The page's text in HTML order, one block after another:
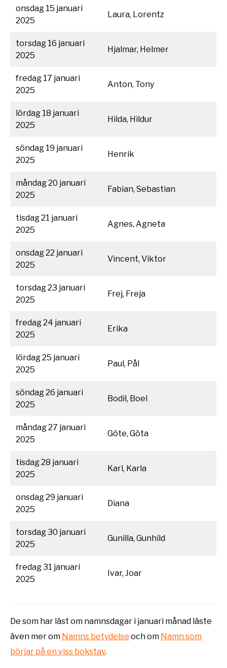
onsdag 15 januari
2025
Laura, Lorentz
torsdag 16 januari
2025
Hjalmar, Helmer
fredag 17 januari
2025
Anton, Tony
lördag 18 januari
2025
Hilda, Hildur
söndag 19 januari
2025
Henrik
måndag 20 januari
2025
Fabian, Sebastian
tisdag 21 januari
2025
Agnes, Agneta
onsdag 22 januari
2025
Vincent, Viktor
torsdag 23 januari
2025
Frej, Freja
fredag 24 januari
2025
Erika
lördag 25 januari
2025
Paul, Pål
söndag 26 januari
2025
Bodil, Boel
måndag 27 januari
2025
Göte, Göta
tisdag 28 januari
2025
Karl, Karla
onsdag 29 januari
2025
Diana
torsdag 30 januari
2025
Gunilla, Gunhild
fredag 31 januari
2025
Ivar, Joar
De som har läst om namnsdagar i januari månad läste
även mer om Namns betydelse och om Namn som
börjar på en viss bokstav.